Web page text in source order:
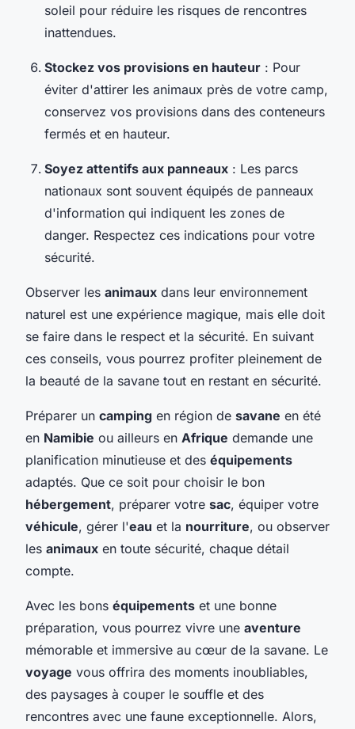
soleil pour réduire les risques de rencontres
inattendues.
Stockez vos provisions en hauteur : Pour
éviter d'attirer les animaux près de votre camp,
conservez vos provisions dans des conteneurs
fermés et en hauteur.
Soyez attentifs aux panneaux : Les parcs
nationaux sont souvent équipés de panneaux
d'information qui indiquent les zones de
danger. Respectez ces indications pour votre
sécurité.
Observer les animaux dans leur environnement
naturel est une expérience magique, mais elle doit
se faire dans le respect et la sécurité. En suivant
ces conseils, vous pourrez profiter pleinement de
la beauté de la savane tout en restant en sécurité.
Préparer un camping en région de savane en été
en Namibie ou ailleurs en Afrique demande une
planification minutieuse et des équipements
adaptés. Que ce soit pour choisir le bon
hébergement, préparer votre sac, équiper votre
véhicule, gérer l'eau et la nourriture, ou observer
les animaux en toute sécurité, chaque détail
compte.
Avec les bons équipements et une bonne
préparation, vous pourrez vivre une aventure
mémorable et immersive au cœur de la savane. Le
voyage vous offrira des moments inoubliables,
des paysages à couper le souffle et des
rencontres avec une faune exceptionnelle. Alors,